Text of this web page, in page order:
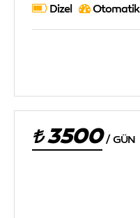
Dizel Otomatik
3500 / GÜN